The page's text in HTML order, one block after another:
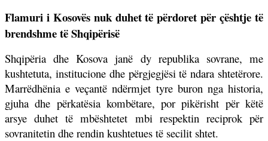
Flamuri i Kosovës nuk duhet të përdoret për çështje të
brendshme të Shqipërisë
Shqipëria dhe Kosova janë dy republika sovrane, me
kushtetuta, institucione dhe përgjegjësi të ndara shtetërore.
Marrëdhënia e veçantë ndërmjet tyre buron nga historia,
gjuha dhe përkatësia kombëtare, por pikërisht për këtë
arsye duhet të mbështetet mbi respektin reciprok për
sovranitetin dhe rendin kushtetues të secilit shtet.